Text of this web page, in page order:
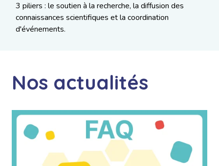
3 piliers : le soutien à la recherche, la diffusion des
connaissances scientifiques et la coordination
d'événements.
Nos actualités